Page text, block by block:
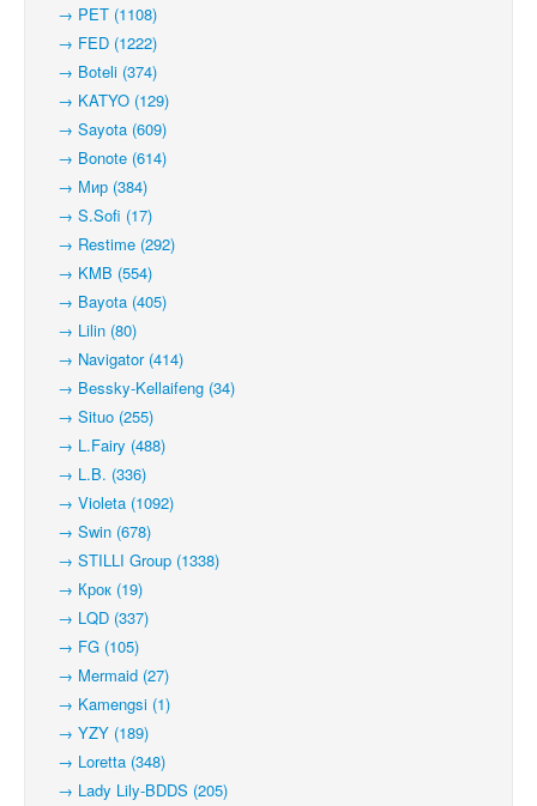
→ PET (1108)
→ FED (1222)
→ Boteli (374)
→ KATYO (129)
→ Sayota (609)
→ Bonote (614)
→ Мир (384)
→ S.Sofi (17)
→ Restime (292)
→ KMB (554)
→ Bayota (405)
→ Lilin (80)
→ Navigator (414)
→ Bessky-Kellaifeng (34)
→ Situo (255)
→ L.Fairy (488)
→ L.B. (336)
→ Violeta (1092)
→ Swin (678)
→ STILLI Group (1338)
→ Крок (19)
→ LQD (337)
→ FG (105)
→ Mermaid (27)
→ Kamengsi (1)
→ YZY (189)
→ Loretta (348)
→ Lady Lily-BDDS (205)